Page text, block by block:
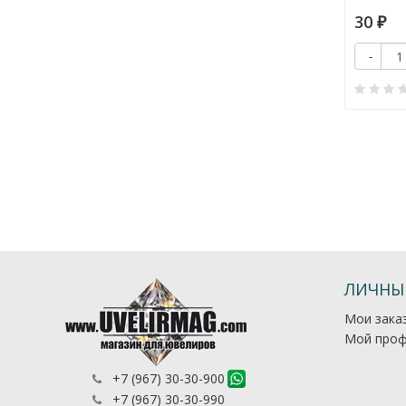
30 ₽
-
+7 (967) 30-30-900
+7 (967) 30-30-990
Мои
Мой